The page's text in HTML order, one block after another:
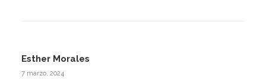
Esther Morales
7 marzo, 2024